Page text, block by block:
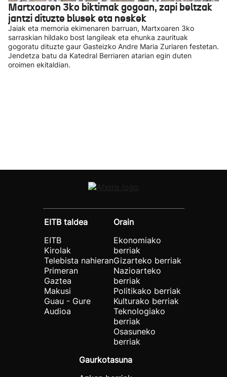
Martxoaren 3ko biktimak gogoan, zapi beltzak
jantzi dituzte blusek eta neskek
Jaiak eta memoria ekimenaren barruan, Martxoaren 3ko
sarraskian hildako bost langileak eta ehunka zaurituak
gogoratu dituzte gaur Gasteizko Andre Maria Zuriaren festetan.
Jendetza batu da Katedral Berriaren atarian egin duten
oroimen ekitaldian.
EITB taldea
EITB
Kirolak
Telebista nahieran
Primeran
Gaztea
Makusi
Guau - Gure
Audioa
Orain
Ekonomiako
berriak
Gizarteko berriak
Nazioarteko
berriak
Politikako berriak
Kulturako berriak
Teknologiako
berriak
Osasuneko
berriak
Gaurkotasuna